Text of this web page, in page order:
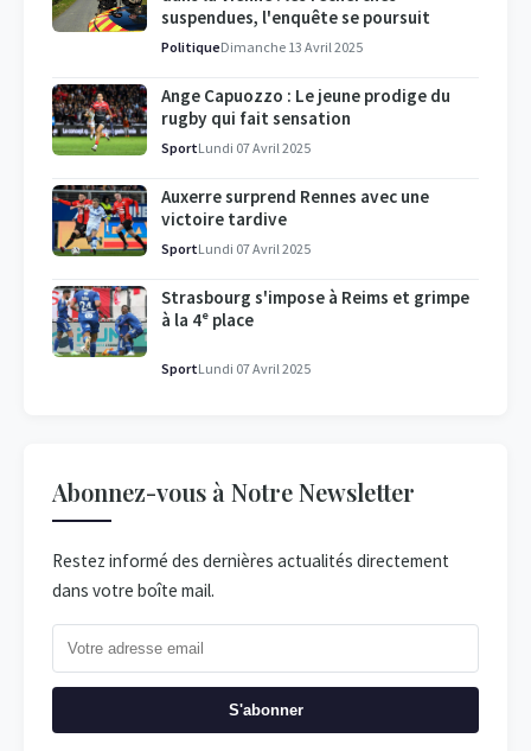
suspendues, l'enquête se poursuit
PolitiqueDimanche 13 Avril 2025
Ange Capuozzo : Le jeune prodige du
rugby qui fait sensation
SportLundi 07 Avril 2025
Auxerre surprend Rennes avec une
victoire tardive
SportLundi 07 Avril 2025
Strasbourg s'impose à Reims et grimpe
à la 4ᵉ place
SportLundi 07 Avril 2025
Abonnez-vous à Notre Newsletter
Restez informé des dernières actualités directement
dans votre boîte mail.
S'abonner